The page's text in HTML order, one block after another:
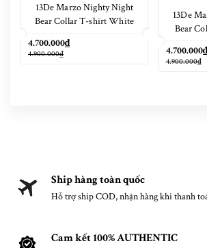
13De Marzo Nighty Night
Bear Collar T-shirt White
4.700.000₫
4.900.000₫
13De
Bear
4.700.000₫
4.900.000₫
Ship hàng toàn quốc
Hỗ trợ ship COD, nhận hàng khi thanh
Cam kết 100% AUTHENTIC